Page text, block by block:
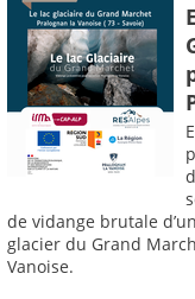
de vidange brutale
glacier du Grand
Vanoise.